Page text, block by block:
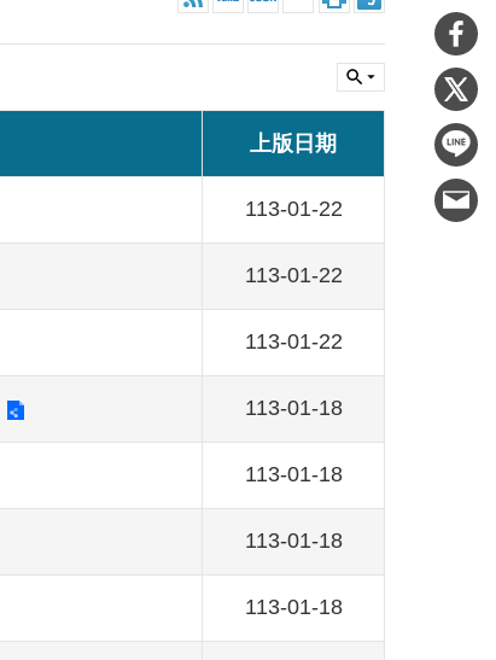
上版日期
113-01-22
113-01-22
113-01-22
113-01-18
113-01-18
113-01-18
113-01-18